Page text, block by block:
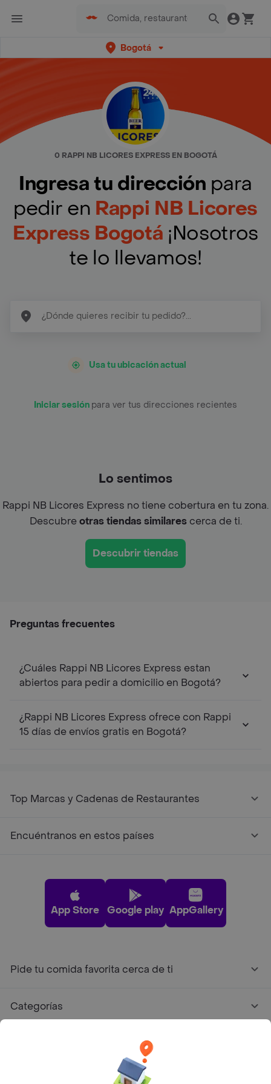
Bogotá
0 RAPPI NB LICORES EXPRESS EN BOGOTÁ
Ingresa tu dirección para
pedir en Rappi NB Licores
Express Bogotá ¡Nosotros
te lo llevamos!
Usa tu ubicación actual
Iniciar sesión para ver tus direcciones recientes
Lo sentimos
Rappi NB Licores Express no tiene cobertura en tu zona.
Descubreotras tiendas similarescerca de ti.
Descubrir tiendas
Preguntas frecuentes
¿Cuáles Rappi NB Licores Express estan
abiertos para pedir a domicilio en Bogotá?
¿Rappi NB Licores Express ofrece con Rappi
15 días de envíos gratis en Bogotá?
Top Marcas y Cadenas de Restaurantes
Encuéntranos en estos países
App Store Google play AppGallery
Pide tu comida favorita cerca de ti
Categorías